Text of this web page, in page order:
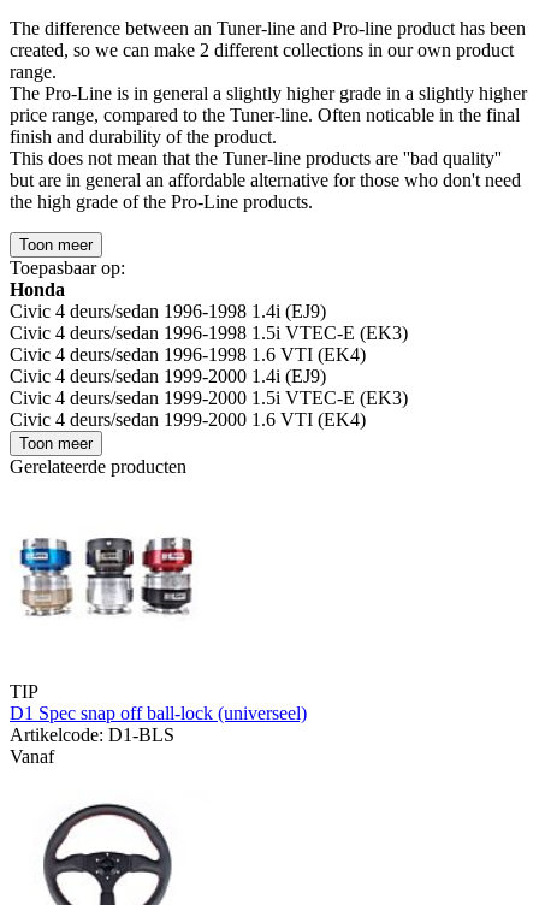
The difference between an Tuner-line and Pro-line product has been
created, so we can make 2 different collections in our own product
range.
The Pro-Line is in general a slightly higher grade in a slightly higher
price range, compared to the Tuner-line. Often noticable in the final
finish and durability of the product.
This does not mean that the Tuner-line products are ''bad quality''
but are in general an affordable alternative for those who don't need
the high grade of the Pro-Line products.
Toon meer
Toepasbaar op:
Honda
Civic 4 deurs/sedan 1996-1998 1.4i (EJ9)
Civic 4 deurs/sedan 1996-1998 1.5i VTEC-E (EK3)
Civic 4 deurs/sedan 1996-1998 1.6 VTI (EK4)
Civic 4 deurs/sedan 1999-2000 1.4i (EJ9)
Civic 4 deurs/sedan 1999-2000 1.5i VTEC-E (EK3)
Civic 4 deurs/sedan 1999-2000 1.6 VTI (EK4)
Toon meer
Gerelateerde producten
TIP
D1 Spec snap off ball-lock (universeel)
Artikelcode: D1-BLS
Vanaf